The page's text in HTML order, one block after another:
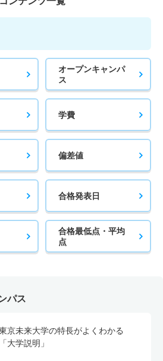
オープンキャンパ
ス
学費
偏差値
合格発表日
合格最低点・平均
点
パス
京未来大学の特長がよくわかる
「大学説明」